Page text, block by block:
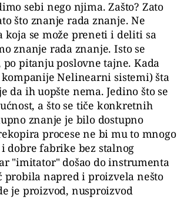
sebi nego njima. Zašto? Zato
što znanje rada znanje. Ne
se može preneti i deliti sa
znanje rada znanje. Isto se
pitanju poslovne tajne. Kada
Nelinearni sistemi) šta
ih uopšte nema. Jedino što se
a što se tiče konkretnih
znanje je bilo dostupno
procese ne bi mu to mnogo
dobre fabrike bez stalnog
"imitator" došao do instrumenta
napred i proizvela nešto
je proizvod, nusproizvod